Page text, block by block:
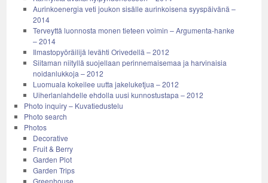
Aurinkoenergia veti joukon sisälle aurinkoisena syyspäivänä –
2014
Terveyttä luonnosta monen tieteen voimin – Argumenta-hanke
– 2014
Ilmastopyöräilijä levähti Orivedellä – 2012
Siitaman niityllä suojellaan perinnemaisemaa ja harvinaisia
noidanlukkoja – 2012
Luomuala kokeilee uutta jakeluketjua – 2012
Uiherlanlahdelle ehdolla uusi kunnostustapa – 2012
Photo inquiry – Kuvatiedustelu
Photo search
Photos
Decorative
Fruit & Berry
Garden Plot
Garden Trips
Greenhouse